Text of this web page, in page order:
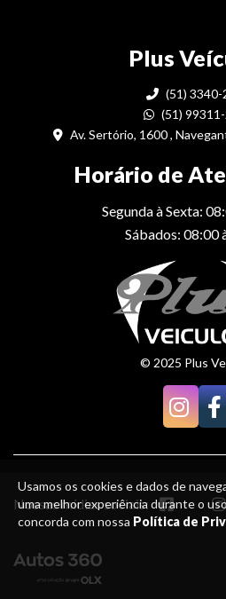
Usamos os cookies e dados de
uma melhor experiência durante o
concorda com nossa Política de
Plus
(51) 3340-
(51)
Av. Sertório, 1600 ,
Horário de
Segunda à Sexta:
Sábados: 08:00
© 2025 Plus
Nossas mídias sociais: